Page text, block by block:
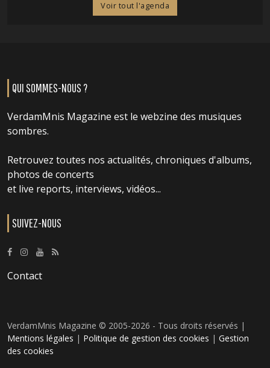
Voir tout l'agenda
QUI SOMMES-NOUS ?
VerdamMnis Magazine est le webzine des musiques
sombres.
Retrouvez toutes nos actualités, chroniques d'albums,
photos de concerts
et live reports, interviews, vidéos...
SUIVEZ-NOUS
Contact
VerdamMnis Magazine © 2005-2026 - Tous droits réservés |
Mentions légales | Politique de gestion des cookies | Gestion
des cookies